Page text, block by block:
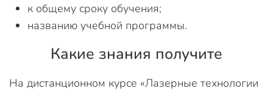
к общему сроку обучения;
названию учебной программы.
Какие знания получите
На дистанционном курсе «Лазерные технологии